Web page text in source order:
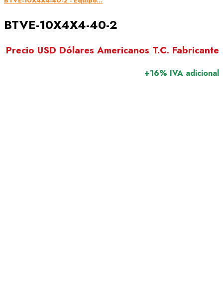
BTVE-10X4X4-40-2
Precio USD Dólares Americanos T.C. Fabricante
+16% IVA adicional